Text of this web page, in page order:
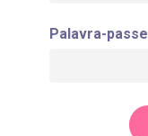
Palavra-passe